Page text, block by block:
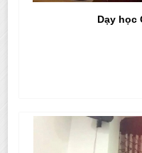
Dạy học